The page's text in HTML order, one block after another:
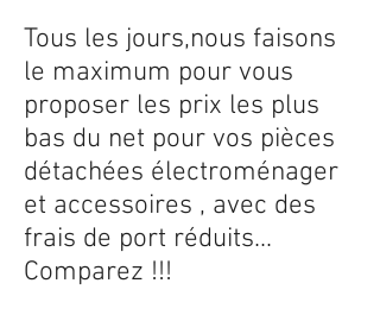
Tous les jours,nous faisons
le maximum pour vous
proposer les prix les plus
bas du net pour vos pièces
détachées électroménager
et accessoires , avec des
frais de port réduits...
Comparez !!!